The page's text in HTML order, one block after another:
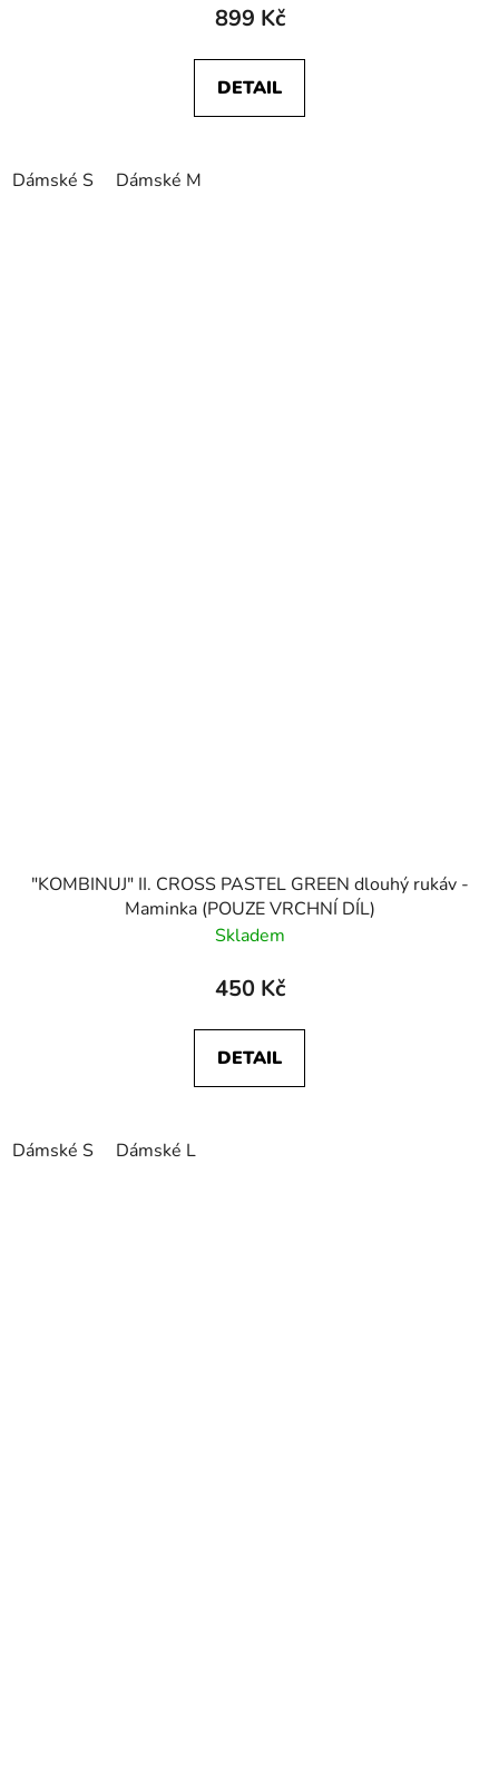
899 Kč
DETAIL
Dámské S Dámské M
"KOMBINUJ" II. CROSS PASTEL GREEN dlouhý rukáv -
Maminka (POUZE VRCHNÍ DÍL)
Skladem
450 Kč
DETAIL
Dámské S Dámské L